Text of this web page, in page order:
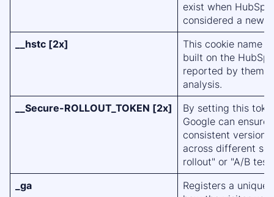
exist when
considered a new
__hstc [2x]
This cookie name
built on the
reported by them
analysis.
__Secure-ROLLOUT_TOKEN [2x]
By setting this
Google can ensure
consistent version
across different
rollout" or "A/B
_ga
Registers a